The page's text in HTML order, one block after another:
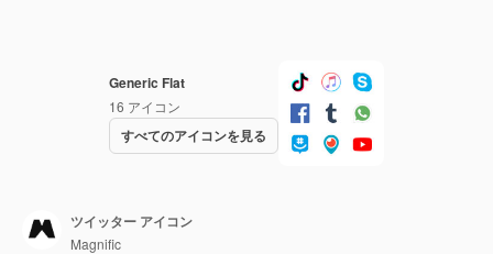
Generic Flat
16 アイコン
すべてのアイコンを見る
ツイッター アイコン
Magnific